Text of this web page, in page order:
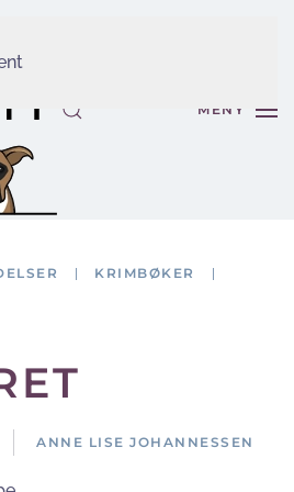
MENY
KRIMBØKER
ANNE LISE JOHANNESSEN